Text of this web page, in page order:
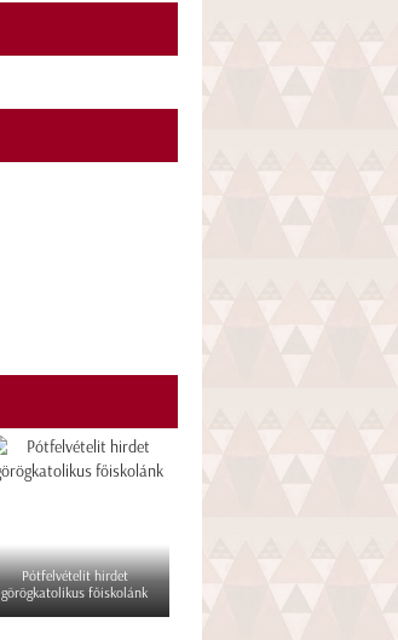
Pótfelvételit hirdet
görögkatolikus főiskolánk